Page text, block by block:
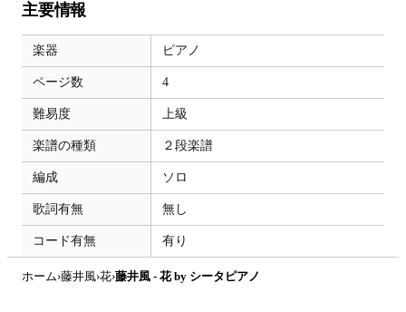
主要情報
楽器 ピアノ
ページ数 4
難易度 上級
楽譜の種類 ２段楽譜
編成 ソロ
歌詞有無 無し
コード有無 有り
ホーム›藤井風›花›藤井風 - 花 by シータピアノ